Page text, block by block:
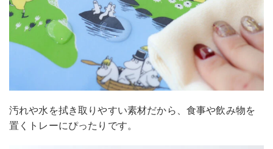
汚れや水を拭き取りやすい素材だから、食事や飲み物を
置くトレーにぴったりです。